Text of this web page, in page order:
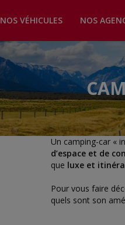
NOS VÉHICULES NOS
Un camping-car «
d’espace et de
que luxe et
Pour vous faire
quels sont son